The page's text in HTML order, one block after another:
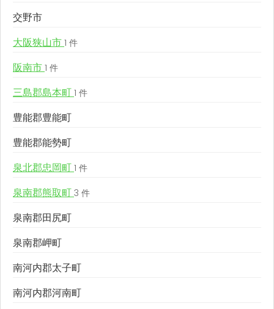
交野市
大阪狭山市 1 件
阪南市 1 件
三島郡島本町 1 件
豊能郡豊能町
豊能郡能勢町
泉北郡忠岡町 1 件
泉南郡熊取町 3 件
泉南郡田尻町
泉南郡岬町
南河内郡太子町
南河内郡河南町